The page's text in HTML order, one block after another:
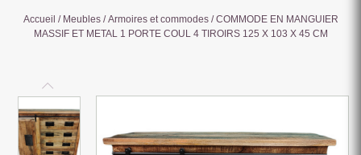
Accueil / Meubles/Armoires et commodes/ COMMODE EN MANGUIER
MASSIF ET METAL 1 PORTE COUL 4 TIROIRS 125 X 103 X 45 CM